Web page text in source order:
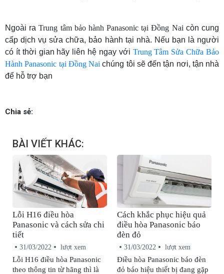
Ngoài raTrung tâm bảo hành Panasonic tại Đồng Nai còn cung
cấp dịch vụ sửa chữa, bảo hành tại nhà. Nếu bạn là người
có ít thời gian hãy liên hệ ngay với Trung Tâm Sửa Chữa Bảo
Hành Panasonic tại Đồng Nai chúng tôi sẽ đến tận nơi, tận nhà
để hỗ trợ bạn
Chia sẻ:
BÀI VIẾT KHÁC:
Lỗi H16 điều hòa
Panasonic và cách sửa chi
tiết
31/03/2022
lượt xem
Lỗi H16 điều hòa Panasonic
theo thông tin từ hãng thì là
Cách khắc phục hiệu quả
điều hòa Panasonic báo
đèn đỏ
31/03/2022
lượt xem
Điều hòa Panasonic báo đèn
đỏ báo hiệu thiết bị đang gặp